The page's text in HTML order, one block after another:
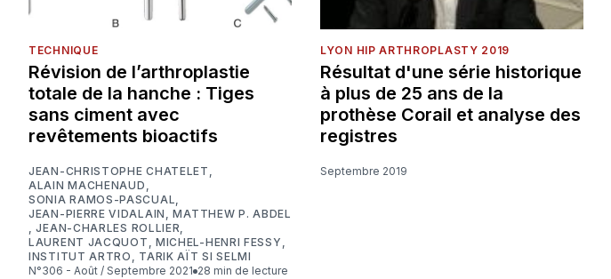
TECHNIQUE
Révision de l’arthroplastie
totale de la hanche : Tiges
sans ciment avec
revêtements bioactifs
JEAN-CHRISTOPHE CHATELET ,
ALAIN MACHENAUD ,
SONIA RAMOS-PASCUAL,
JEAN-PIERRE VIDALAIN ,MATTHEW P. ABDEL
,JEAN-CHARLES ROLLIER,
LAURENT JACQUOT , MICHEL-HENRI FESSY ,
INSTITUT ARTRO , TARIK AÏT SI SELMI
N°306 - Août / Septembre 2021
28 min de lecture
LYON HIP ARTHROPLASTY 2019
Résultat d'une série historique
à plus de 25 ans de la
prothèse Corail et analyse des
registres
Septembre 2019